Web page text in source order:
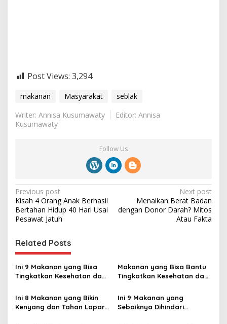
Post Views: 3,294
makanan Masyarakat
seblak
Writer: Annisa Kusumawaty
Editor: Annisa
Kusumawaty
Follow Us
P
o
s
t
n
a
v
i
g
Previous post
Kisah 4 Orang Anak Berhasil
Bertahan Hidup 40 Hari Usai
Pesawat Jatuh
Next post
Menaikan Berat Badan
dengan Donor Darah? Mitos
Atau Fakta
Related Posts
Ini 9 Makanan yang Bisa
Tingkatkan Kesehatan dan
Makanan yang Bisa Bantu
Tingkatkan Kesehatan dan
Ini 8 Makanan yang Bikin
Kenyang dan Tahan Lapar
Ini 9 Makanan yang
Sebaiknya Dihindari